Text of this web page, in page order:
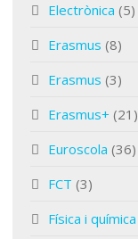
Electrònica (5)
Erasmus (8)
Erasmus (3)
Erasmus+ (21)
Euroscola (36)
FCT (3)
Física i química